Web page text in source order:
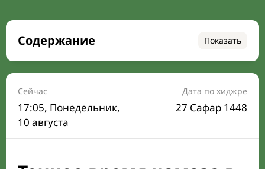
Содержание Показать
Время намаза на сегодня
Расписание на месяц
Время Сухура и Ифтара на сегодня
Календарь рамадана
Сейчас
17:05, Понедельник,
10 августа
Дата по хиджре
27 Сафар 1448